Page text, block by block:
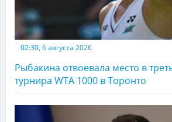
02:30, 6 августа 2026
Рыбакина отвоевала место в
турнира WTA 1000 в Торонто